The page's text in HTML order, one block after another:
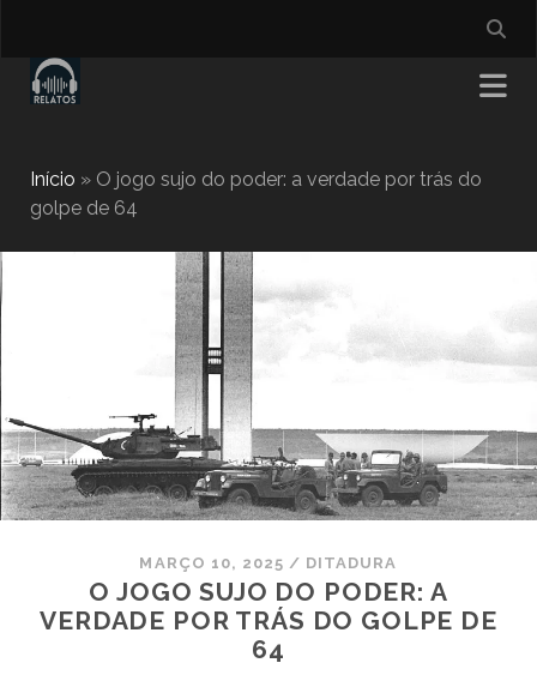
Início » O jogo sujo do poder: a verdade por trás do
golpe de 64
MARÇO 10, 2025 / DITADURA
O JOGO SUJO DO PODER: A
VERDADE POR TRÁS DO GOLPE DE
64